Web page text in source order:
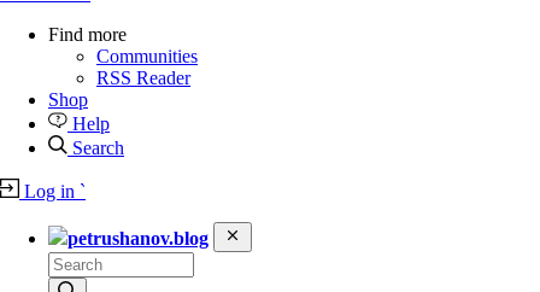
Find more
Communities
RSS Reader
Shop
Help
Search
Log in `
petrushanov.blog